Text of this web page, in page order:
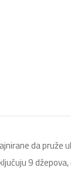
da pruže
9